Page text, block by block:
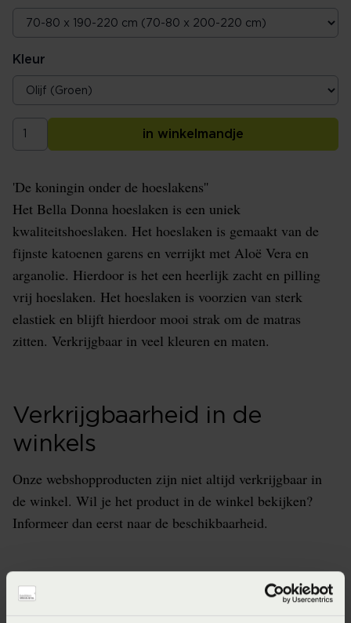
Kleur
in winkelmandje
'De koningin onder de hoeslakens''
Het Bella Donna hoeslaken is een uniek
kwaliteitshoeslaken. Het hoeslaken is gemaakt van de
fijnste katoenen garens en verrijkt met Aloë Vera en
arganolie. Hierdoor is het een heerlijk zacht en pilling
vrij hoeslaken. Het hoeslaken is voorzien van sterk
elastiek en blijft hierdoor mooi strak om de matras
zitten. Verkrijgbaar in veel kleuren en maten.
Verkrijgbaarheid in de
winkels
Onze webshopproducten zijn niet altijd verkrijgbaar in
de winkel. Wil je het product in de winkel bekijken?
Informeer dan eerst naar de beschikbaarheid.